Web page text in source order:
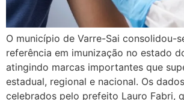
O município de Varre-Sai consolidou-
referência em imunização no estado
atingindo marcas importantes que
estadual, regional e nacional. Os
celebrados pelo prefeito Lauro Fabri,